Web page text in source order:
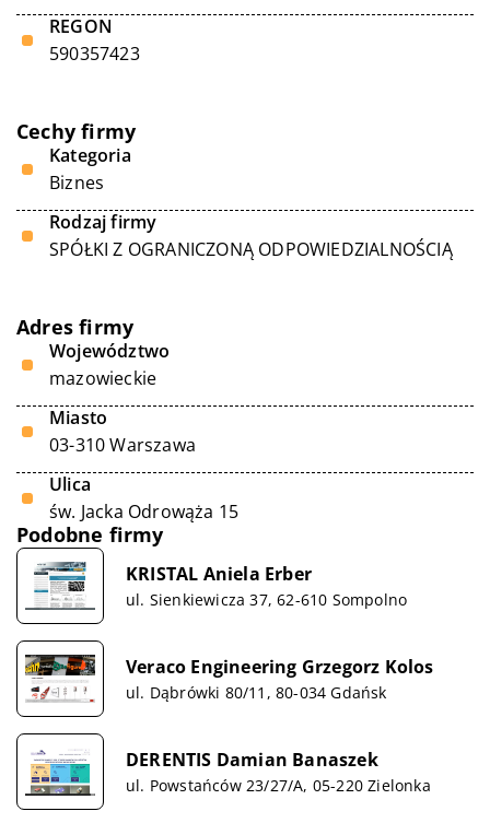
REGON
590357423
Cechy firmy
Kategoria
Biznes
Rodzaj firmy
SPÓŁKI Z OGRANICZONĄ ODPOWIEDZIALNOŚCIĄ
Adres firmy
Województwo
mazowieckie
Miasto
03-310 Warszawa
Ulica
św. Jacka Odrowąża 15
Podobne firmy
KRISTAL Aniela Erber
ul. Sienkiewicza 37, 62-610 Sompolno
Veraco Engineering Grzegorz Kolos
ul. Dąbrówki 80/11, 80-034 Gdańsk
DERENTIS Damian Banaszek
ul. Powstańców 23/27/A, 05-220 Zielonka